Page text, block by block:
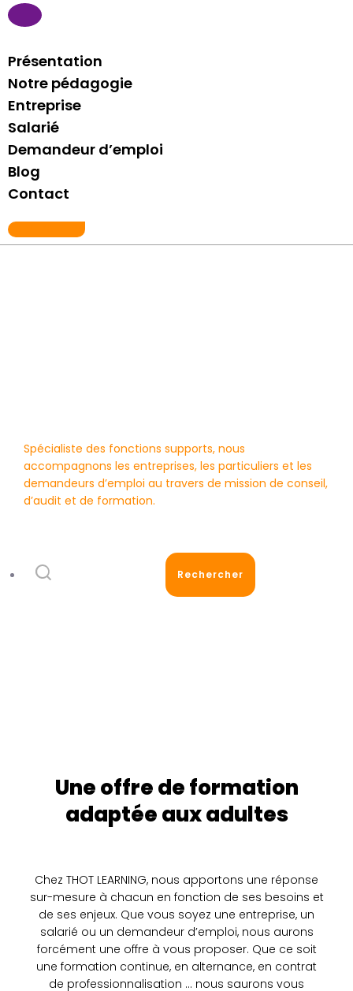
Présentation
Notre pédagogie
Entreprise
Salarié
Demandeur d’emploi
Blog
Contact
06 21 76 81 29
Spécialiste des fonctions supports, nous
accompagnons les entreprises, les particuliers et les
demandeurs d’emploi au travers de mission de conseil,
d’audit et de formation.
Une offre de formation
adaptée aux adultes
Chez THOT LEARNING, nous apportons une réponse
sur-mesure à chacun en fonction de ses besoins et
de ses enjeux. Que vous soyez une entreprise, un
salarié ou un demandeur d’emploi, nous aurons
forcément une offre à vous proposer. Que ce soit
une formation continue, en alternance, en contrat
de professionnalisation … nous saurons vous